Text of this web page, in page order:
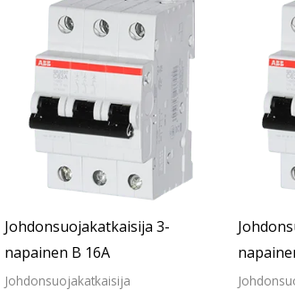
Johdonsuojakatkaisija 3-
napainen B 16A
Johdonsuojakatkaisija